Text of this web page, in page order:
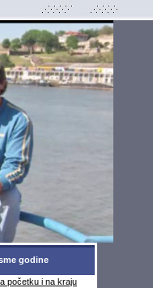
godine
početku i na kraju